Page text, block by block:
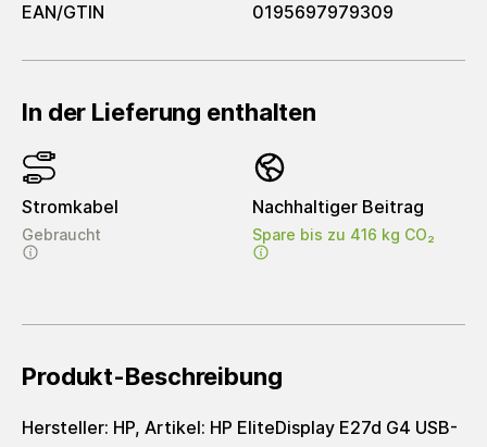
EAN/GTIN 0195697979309
In der Lieferung enthalten
Stromkabel
Gebraucht
Nachhaltiger Beitrag
Spare bis zu 416 kg CO₂
Produkt-Beschreibung
Hersteller: HP, Artikel: HP EliteDisplay E27d G4 USB-